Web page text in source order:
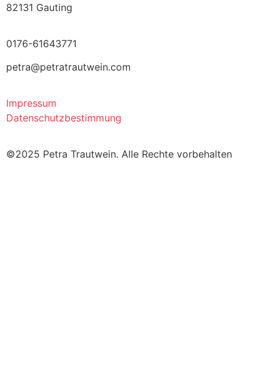
82131 Gauting
0176-61643771
petra@petratrautwein.com
Impressum
Datenschutzbestimmung
©2025 Petra Trautwein. Alle Rechte vorbehalten